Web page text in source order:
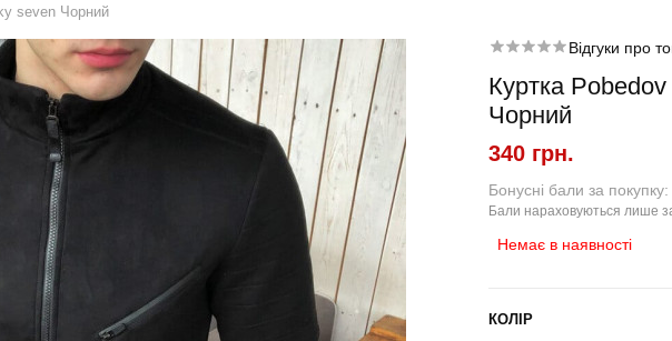
Брюки
Джогери
Карго
Спортивні штани
Лосини
Джинси
КОМПЛЕКТИ
Куртка й штани
Тактичний жіночий
одяг
Тактичний чоловічий
одяг
Тактичні рукавиці
Тактичні шкарпетки
ТЕРМО-КОМПЛЕКТИ
ФУТБОЛКИ І СОРОЧКИ
шорти
Шорти
seven Чорний
Відгуки про
Куртка
Чорний
340 грн.
Бонусні бали за покупку:
Бали нараховуються лише
Немає в наявності
КОЛІР